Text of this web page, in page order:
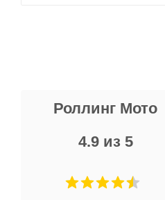
Роллинг Мото
4.9 из 5
Не понравились условия
и дают только на год)